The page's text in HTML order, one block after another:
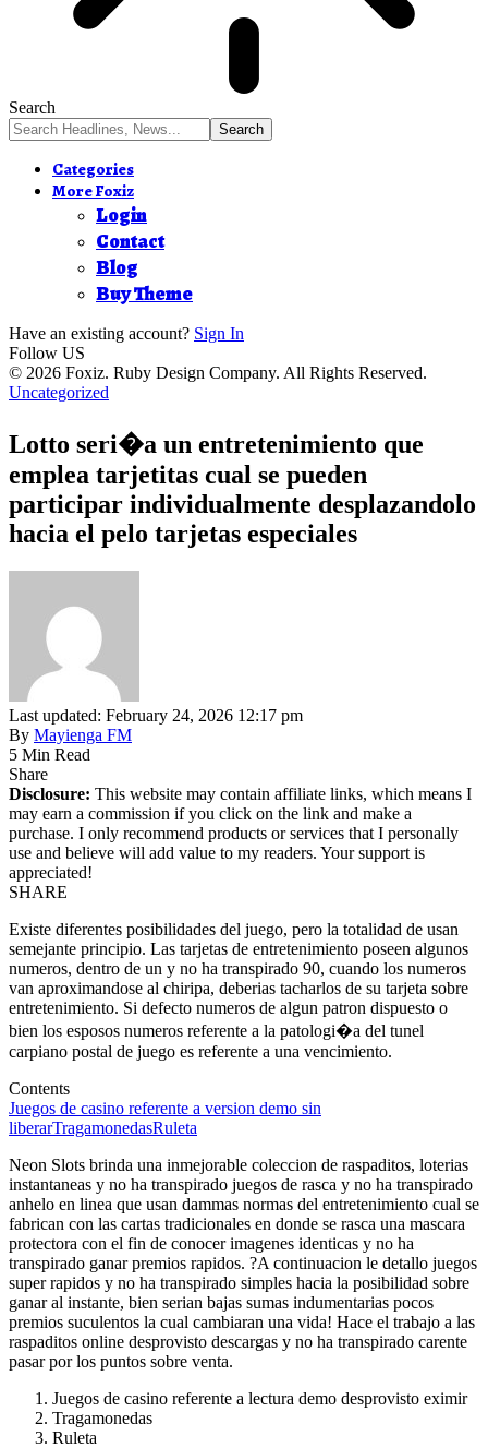
Search
Categories
More Foxiz
Login
Contact
Blog
Buy Theme
Have an existing account? Sign In
Follow US
© 2026 Foxiz. Ruby Design Company. All Rights Reserved.
Uncategorized
Lotto seri�a un entretenimiento que
emplea tarjetitas cual se pueden
participar individualmente desplazandolo
hacia el pelo tarjetas especiales
Last updated: February 24, 2026 12:17 pm
By Mayienga FM
5 Min Read
Share
Disclosure: This website may contain affiliate links, which means I
may earn a commission if you click on the link and make a
purchase. I only recommend products or services that I personally
use and believe will add value to my readers. Your support is
appreciated!
SHARE
Existe diferentes posibilidades del juego, pero la totalidad de usan
semejante principio. Las tarjetas de entretenimiento poseen algunos
numeros, dentro de un y no ha transpirado 90, cuando los numeros
van aproximandose al chiripa, deberias tacharlos de su tarjeta sobre
entretenimiento. Si defecto numeros de algun patron dispuesto o
bien los esposos numeros referente a la patologi�a del tunel
carpiano postal de juego es referente a una vencimiento.
Contents
Juegos de casino referente a version demo sin
liberarTragamonedasRuleta
Neon Slots brinda una inmejorable coleccion de raspaditos, loterias
instantaneas y no ha transpirado juegos de rasca y no ha transpirado
anhelo en linea que usan dammas normas del entretenimiento cual se
fabrican con las cartas tradicionales en donde se rasca una mascara
protectora con el fin de conocer imagenes identicas y no ha
transpirado ganar premios rapidos. ?A continuacion le detallo juegos
super rapidos y no ha transpirado simples hacia la posibilidad sobre
ganar al instante, bien serian bajas sumas indumentarias pocos
premios suculentos la cual cambiaran una vida! Hace el trabajo a las
raspaditos online desprovisto descargas y no ha transpirado carente
pasar por los puntos sobre venta.
Juegos de casino referente a lectura demo desprovisto eximir
Tragamonedas
Ruleta